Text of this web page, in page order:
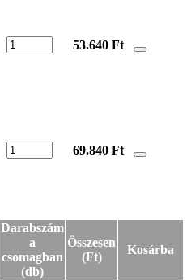
53.640 Ft
69.840 Ft
Darabszám
a
csomagban
(db)
Összesen
(Ft)
Kosárba